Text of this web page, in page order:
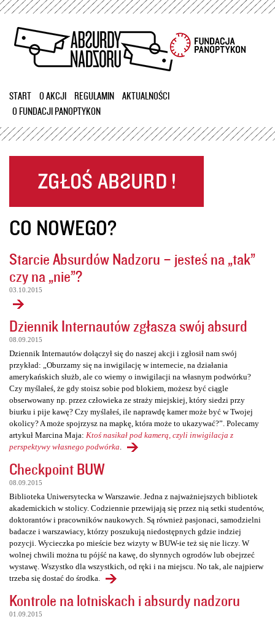
Przejdź
treści
START O AKCJI REGULAMIN
AKTUALNOŚCI
O FUNDACJI PANOPTYKON
CO NOWEGO?
Starcie Absurdów Nadzoru – jesteś na „tak”
czy na „nie”?
03.10.2015
Dziennik Internautów zgłasza swój absurd
08.09.2015
Dziennik Internautów dołączył się do naszej akcji i zgłosił nam swój
przykład: „Oburzamy się na inwigilację w internecie, na działania
amerykańskich służb, ale co wiemy o inwigilacji na własnym podwórku?
Czy myślałeś, że gdy stoisz sobie pod blokiem, możesz być ciągle
obserwowany np. przez człowieka ze straży miejskiej, który siedzi przy
biurku i pije kawę? Czy myślałeś, ile naprawdę kamer może być w Twojej
okolicy? A może spojrzysz na mapkę, która może to ukazywać?”. Polecamy
artykuł Marcina Maja: Ktoś nasikał pod kamerą, czyli inwigilacja z
perspektywy własnego podwórka
Checkpoint BUW
08.09.2015
Biblioteka Uniwersytecka w Warszawie. Jedna z najważniejszych bibliotek
akademickich w stolicy. Codziennie przewijają się przez nią setki studentów,
doktorantów i pracowników naukowych. Są również pasjonaci, samodzielni
badacze i warszawiacy, którzy poszukują niedostępnych gdzie indziej
pozycji. Wycieczka po mieście bez wizyty w BUW-ie też się nie liczy. W
wolnej chwili można tu pójść na kawę, do słynnych ogrodów lub obejrzeć
wystawę. Wszystko dla wszystkich, od ręki i na miejscu. No tak, ale najpierw
trzeba się dostać do środka.
Kontrole na lotniskach i absurdy nadzoru
01.09.2015